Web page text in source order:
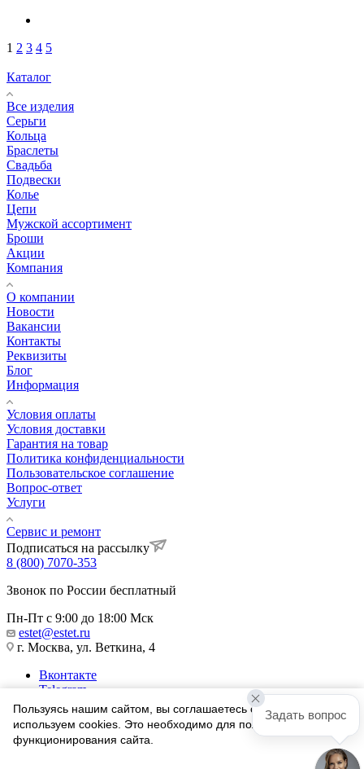
1 2 3 4 5
Каталог
Все изделия
Серьги
Кольца
Браслеты
Свадьба
Подвески
Колье
Цепи
Мужской ассортимент
Броши
Акции
Компания
О компании
Новости
Вакансии
Контакты
Реквизиты
Блог
Информация
Условия оплаты
Условия доставки
Гарантия на товар
Политика конфиденциальности
Пользовательское соглашение
Вопрос-ответ
Услуги
Сервис и ремонт
Подписаться на рассылку
8 (800) 7070-353
Звонок по России бесплатный
Пн-Пт с 9:00 до 18:00 Мск
estet@estet.ru
г. Москва, ул. Веткина, 4
Вконтакте
Telegram
Одноклассники
WhatsApp
1991-2026 © Ювелирный Дом ЭСТЕТ
Пользуясь нашим сайтом, вы соглашаетесь с тем, что мы
используем cookies. Это необходимо для полноценного
функционирования сайта.
Задать вопрос